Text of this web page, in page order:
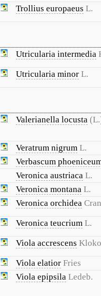
Trollius europaeus L.
Utricularia intermedia
Utricularia minor L.
Valerianella locusta
Veratrum nigrum L.
Verbascum
Veronica austriaca L.
Veronica montana L.
Veronica orchidea
Veronica teucrium L.
Viola accrescens
Viola elatior Fries
Viola epipsila Ledeb.